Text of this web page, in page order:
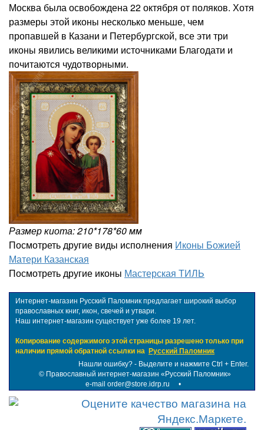
Москва была освобождена 22 октября от поляков. Хотя
размеры этой иконы несколько меньше, чем
пропавшей в Казани и Петербургской, все эти три
иконы явились великими источниками Благодати и
почитаются чудотворными.
Размер киота: 210*178*60 мм
Посмотреть другие виды исполнения Иконы Божией
Матери Казанская
Посмотреть другие иконы Мастерская ТИЛЬ
Интернет-магазин Русский Паломник предлагает широкий выбор
православных книг, икон, свечей и утвари.
Наш интернет-магазин существует уже более 19 лет.
Копирование содержимого этой страницы разрешено только при
наличии прямой обратной ссылки на Русский Паломник
Нашли ошибку? - Выделите и нажмите Ctrl + Enter.
© Православный интернет-магазин «Русский Паломник»
e-mail order@store.idrp.ru •